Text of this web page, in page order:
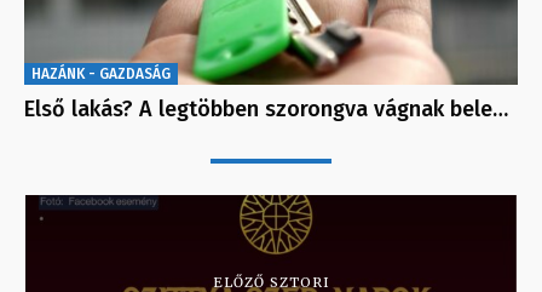
HAZÁNK - GAZDASÁG
Első lakás? A legtöbben szorongva vágnak bele…
ELŐZŐ SZTORI